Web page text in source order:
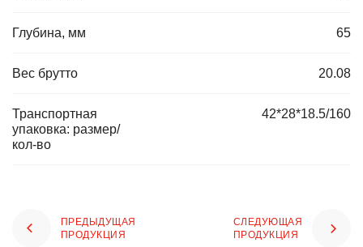
Глубина, мм 65
Вес брутто 20.08
Транспортная
упаковка: размер/
кол-во
42*28*18.5/160
ПРЕДЫДУЩАЯ
ПРОДУКЦИЯ
СЛЕДУЮЩАЯ
ПРОДУКЦИЯ